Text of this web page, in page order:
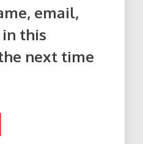
email,
this
next time